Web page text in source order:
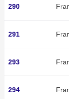
290
291
293
294